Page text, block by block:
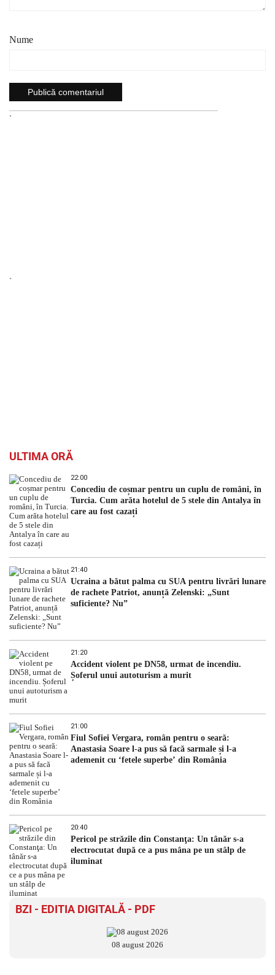
Nume
`
`
ULTIMA ORĂ
22:00
Concediu de coșmar pentru un cuplu de români, în
Turcia. Cum arăta hotelul de 5 stele din Antalya în
care au fost cazați
21:40
Ucraina a bătut palma cu SUA pentru livrări lunare
de rachete Patriot, anunță Zelenski: „Sunt
suficiente? Nu”
21:20
Accident violent pe DN58, urmat de incendiu.
Șoferul unui autoturism a murit
21:00
Fiul Sofiei Vergara, român pentru o seară:
Anastasia Soare l-a pus să facă sarmale și l-a
ademenit cu ‘fetele superbe’ din România
20:40
Pericol pe străzile din Constanţa: Un tânăr s-a
electrocutat după ce a pus mâna pe un stâlp de
iluminat
BZI - EDITIA DIGITALĂ - PDF
08 august 2026